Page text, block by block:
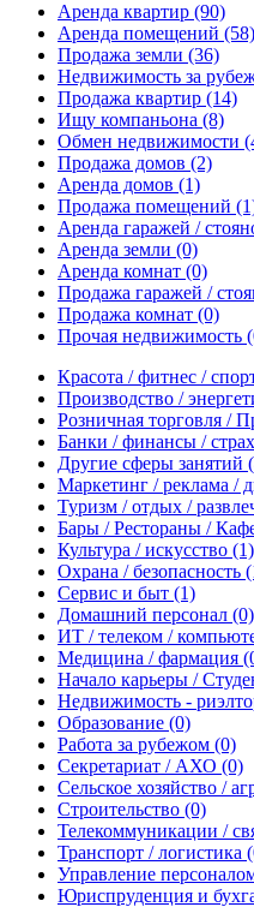
Аренда квартир (90)
Аренда помещений (58)
Продажа земли (36)
Недвижимость за
Продажа квартир (14)
Ищу компаньона (8)
Обмен недвижимости
Продажа домов (2)
Аренда домов (1)
Продажа помещений
Аренда гаражей /
Аренда земли (0)
Аренда комнат (0)
Продажа гаражей /
Продажа комнат (0)
Прочая недвижимость
Красота / фитнес /
Производство /
Розничная торговля /
Банки / финансы /
Другие сферы занятий
Маркетинг / реклама /
Туризм / отдых /
Бары / Рестораны /
Культура / искусство (1)
Охрана / безопасность
Сервис и быт (1)
Домашний персонал (0)
ИТ / телеком /
Медицина / фармация
Начало карьеры /
Недвижимость -
Образование (0)
Работа за рубежом (0)
Секретариат / АХО (0)
Сельское хозяйство /
Строительство (0)
Телекоммуникации /
Транспорт / логистика
Управление
Юриспруденция и